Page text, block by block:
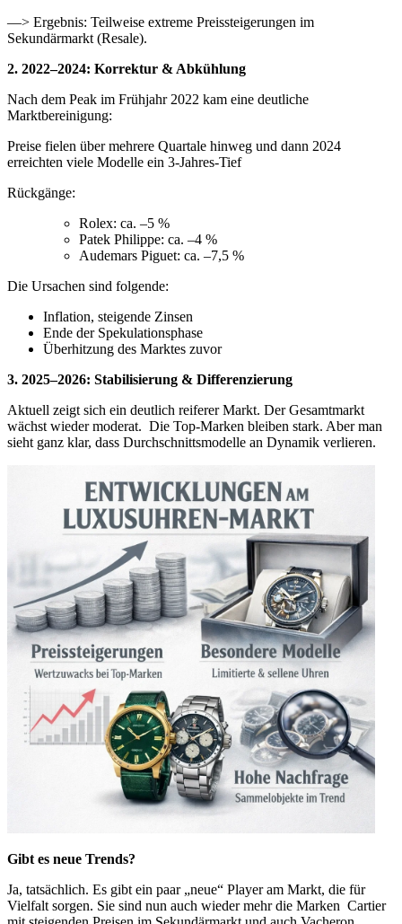
—> Ergebnis: Teilweise extreme Preissteigerungen im
Sekundärmarkt (Resale).
2. 2022–2024: Korrektur & Abkühlung
Nach dem Peak im Frühjahr 2022 kam eine deutliche
Marktbereinigung:
Preise fielen über mehrere Quartale hinweg und dann 2024
erreichten viele Modelle ein 3-Jahres-Tief
Rückgänge:
Rolex: ca. –5 %
Patek Philippe: ca. –4 %
Audemars Piguet: ca. –7,5 %
Die Ursachen sind folgende:
Inflation, steigende Zinsen
Ende der Spekulationsphase
Überhitzung des Marktes zuvor
3. 2025–2026: Stabilisierung & Differenzierung
Aktuell zeigt sich ein deutlich reiferer Markt. Der Gesamtmarkt
wächst wieder moderat. Die Top-Marken bleiben stark. Aber man
sieht ganz klar, dass Durchschnittsmodelle an Dynamik verlieren.
Gibt es neue Trends?
Ja, tatsächlich. Es gibt ein paar „neue“ Player am Markt, die für
Vielfalt sorgen. Sie sind nun auch wieder mehr die Marken Cartier